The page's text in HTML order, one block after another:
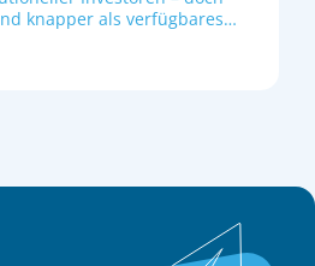
knapper als verfügbares